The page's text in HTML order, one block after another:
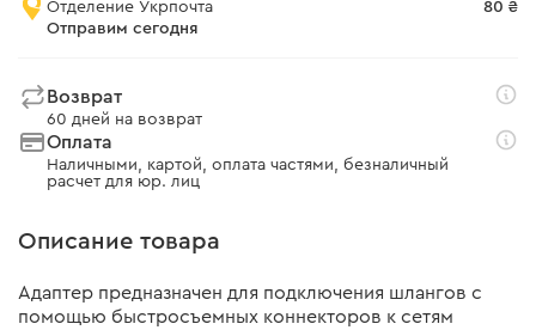
Отделение Укрпочта
Отправим сегодня
80 ₴
Возврат
60 дней на возврат
Оплата
Наличными, картой, оплата частями, безналичный
расчет для юр. лиц
Описание товара
Адаптер предназначен для подключения шлангов с
помощью быстросъемных коннекторов к сетям